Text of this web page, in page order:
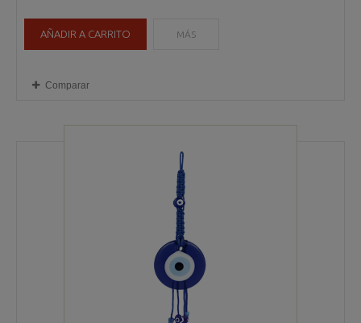
AÑADIR A CARRITO MÁS
Comparar